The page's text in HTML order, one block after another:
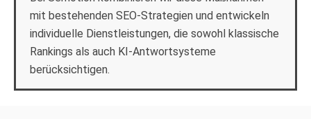
mit bestehenden SEO-Strategien und entwickeln
individuelle Dienstleistungen, die sowohl klassische
Rankings als auch KI-Antwortsysteme
berücksichtigen.